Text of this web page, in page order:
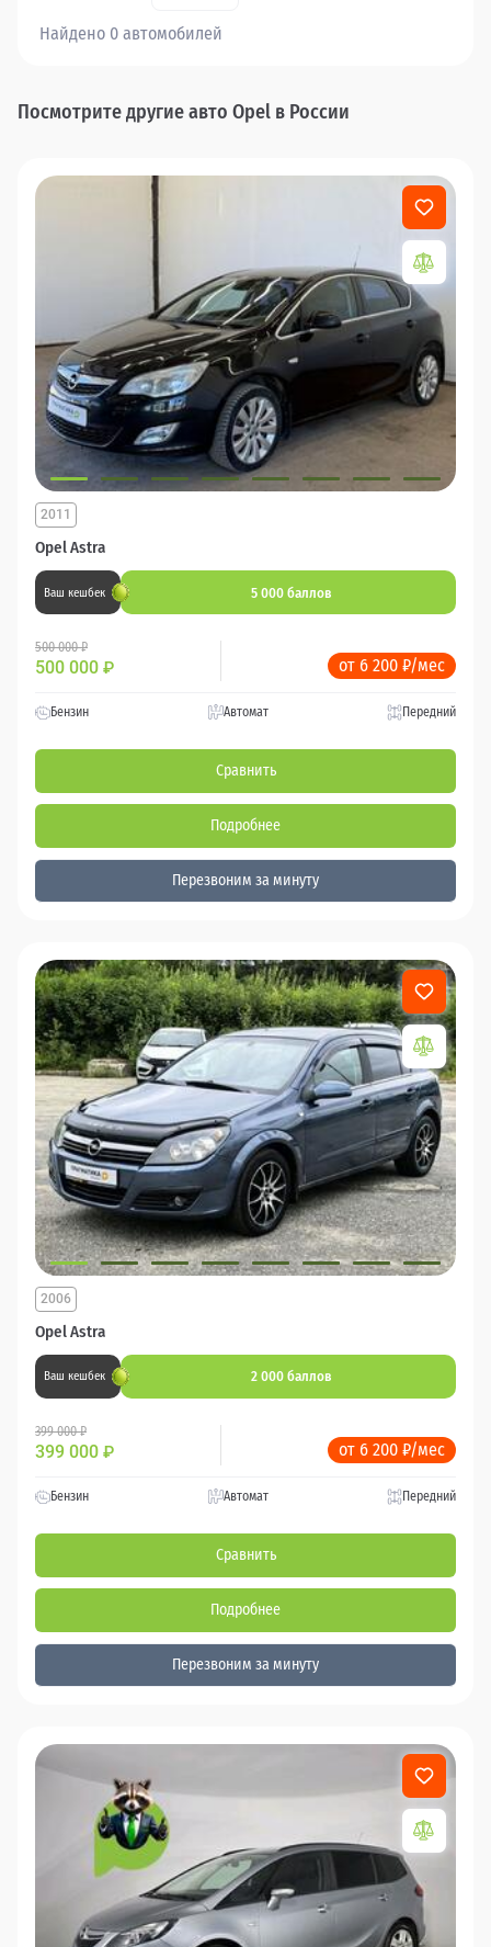
Найдено 0 автомобилей
Посмотрите другие авто Opel в России
Opel Astra
2011
Ваш кешбек 5 000 баллов
500 000 ₽
500 000 ₽ от 6 200 ₽/мес
Бензин Автомат Передний
Сравнить
Подробнее
Перезвоним за минуту
Opel Astra
2006
Ваш кешбек 2 000 баллов
399 000 ₽
399 000 ₽ от 6 200 ₽/мес
Бензин Автомат Передний
Сравнить
Подробнее
Перезвоним за минуту